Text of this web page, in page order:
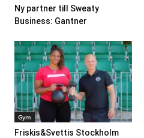
Ny partner till Sweaty
Business: Gantner
Gym
Friskis&Svettis Stockholm